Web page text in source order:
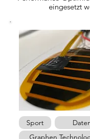
eingesetzt
Sport
Graphen